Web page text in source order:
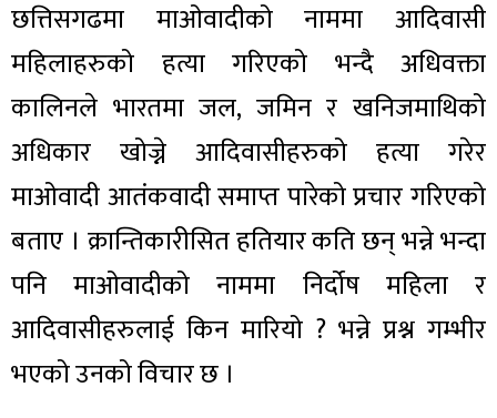
छत्तिसगढमा माओवादीको नाममा आदिवासी
महिलाहरुको हत्या गरिएको भन्दै अधिवक्ता
कालिनले भारतमा जल, जमिन र खनिजमाथिको
अधिकार खोज्ने आदिवासीहरुको हत्या गरेर
माओवादी आतंकवादी समाप्त पारेको प्रचार गरिएको
बताए । क्रान्तिकारीसित हतियार कति छन् भन्ने भन्दा
पनि माओवादीको नाममा निर्दोष महिला र
आदिवासीहरुलाई किन मारियो ? भन्ने प्रश्न गम्भीर
भएको उनको विचार छ ।